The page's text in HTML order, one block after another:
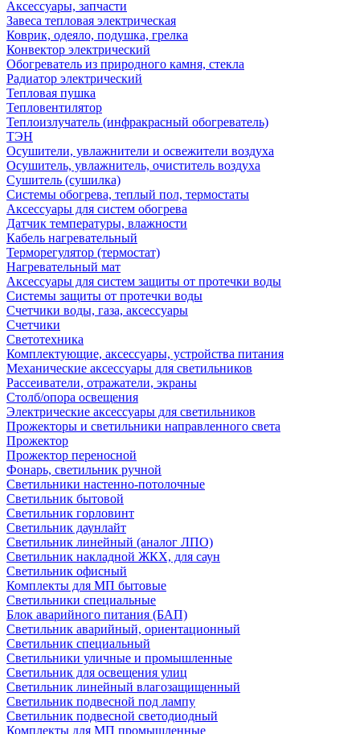
Аксессуары, запчасти
Завеса тепловая электрическая
Коврик, одеяло, подушка, грелка
Конвектор электрический
Обогреватель из природного камня, стекла
Радиатор электрический
Тепловая пушка
Тепловентилятор
Теплоизлучатель (инфракрасный обогреватель)
ТЭН
Осушители, увлажнители и освежители воздуха
Осушитель, увлажнитель, очиститель воздуха
Сушитель (сушилка)
Системы обогрева, теплый пол, термостаты
Аксессуары для систем обогрева
Датчик температуры, влажности
Кабель нагревательный
Терморегулятор (термостат)
Нагревательный мат
Аксессуары для систем защиты от протечки воды
Системы защиты от протечки воды
Счетчики воды, газа, аксессуары
Счетчики
Светотехника
Комплектующие, аксессуары, устройства питания
Механические аксессуары для светильников
Рассеиватели, отражатели, экраны
Столб/опора освещения
Электрические аксессуары для светильников
Прожекторы и светильники направленного света
Прожектор
Прожектор переносной
Фонарь, светильник ручной
Светильники настенно-потолочные
Светильник бытовой
Светильник горловинт
Светильник даунлайт
Светильник линейный (аналог ЛПО)
Светильник накладной ЖКХ, для саун
Светильник офисный
Комплекты для МП бытовые
Светильники специальные
Блок аварийного питания (БАП)
Светильник аварийный, ориентационный
Светильник специальный
Светильники уличные и промышленные
Светильник для освещения улиц
Светильник линейный влагозащищенный
Светильник подвесной под лампу
Светильник подвесной светодиодный
Комплекты для МП промышленные